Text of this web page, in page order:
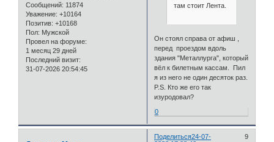
Сообщений: 11874
Уважение: +10164
Позитив: +10168
Пол: Мужской
Провел на форуме:
1 месяц 29 дней
Последний визит:
31-07-2026 20:54:45
там стоит Лента.
Он стоял справа от афиш ,
перед проездом вдоль
здания "Металлурга", который
вёл к билетным кассам. Пил
я из него не один десяток раз.
P.S. Кто же его так
изуродовал?
0
Поделиться 9
24-07-